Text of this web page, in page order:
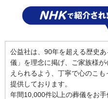
公益社は、90年を超える歴史
儀」を理念に掲げ、ご家族様
えられるよう、丁寧で心のこ
提供しております。
年間10,000件以上の葬儀をお